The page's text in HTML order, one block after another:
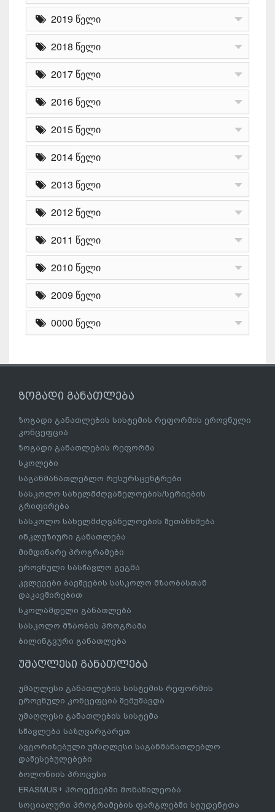
2019 წელი
2018 წელი
2017 წელი
2016 წელი
2015 წელი
2014 წელი
2013 წელი
2012 წელი
2011 წელი
2010 წელი
2009 წელი
0000 წელი
ზოგადი განათლება
ზოგადი განათლების სისტემის რეფორმის ეროვნული
კონცეფცია
ზოგადი განათლების რეფორმა
სკოლები
საგანმანათლებლო რესურსცენტრები
სასკოლო სახელმძღვანელოების/სერიების
გრიფირება
სასკოლო სახელმძღვანელოების შეთანხმება
ინკლუზიური განათლება
მიმდინარე პროგრამები
ეროვნული სასწავლო გეგმა
კვლევები ბავშვების სასკოლო მზაობასთან
დაკავშირებით
სკოლამდელი განათლება
სასკოლო მზაობის პროგრამა
ბილინგვური განათლება
უმაღლესი განათლება
უმაღლესი განათლების სისტემის რეფორმის
ეროვნული კონცეფცია შემუშავდა
უმაღლესი განათლების სისტემა
სწავლება საზღვარგარეთ
ავტორიზებული უმაღლესი საგანმანათლებლო
დაწესებულებები
ბოლონიის პროცესი
ERASMUS+ პროექტებში მონაწილეობა
სოციალური პროგრამების ფარგლებში სტუდენტთა